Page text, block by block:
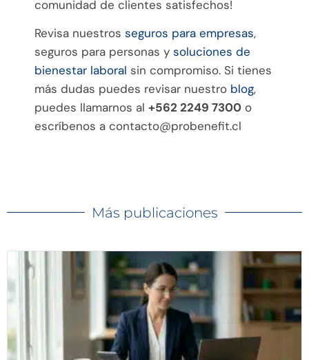
comunidad de clientes satisfechos!
Revisa nuestros seguros para empresas,
seguros para personas y soluciones de
bienestar laboral sin compromiso. Si tienes
más dudas puedes revisar nuestro blog,
puedes llamarnos al +562 2249 7300 o
escríbenos a contacto@probenefit.cl
Más publicaciones